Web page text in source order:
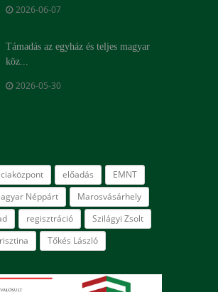
2026-06-07
Támadás az egyház és teljes magyar
köz...
2026-05-30
előadás
EMNT
Néppárt
Marosvásárhely
regisztráció
Szilágyi Zsolt
Tőkés László